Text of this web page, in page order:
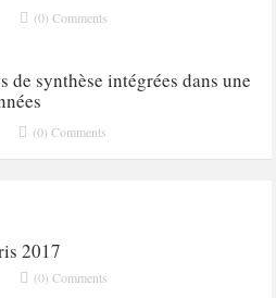
(0) Comments
de synthèse intégrées dans une
(0) Comments
2017
(0) Comments